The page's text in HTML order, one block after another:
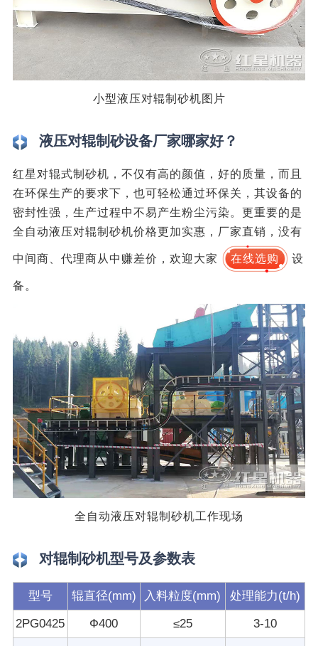
小型液压对辊制砂机图片
液压对辊制砂设备厂家哪家好？
红星对辊式制砂机，不仅有高的颜值，好的质量，而且
在环保生产的要求下，也可轻松通过环保关，其设备的
密封性强，生产过程中不易产生粉尘污染。更重要的是
全自动液压对辊制砂机价格更加实惠，厂家直销，没有
中间商、代理商从中赚差价，欢迎大家 在线选购 设
备。
全自动液压对辊制砂机工作现场
对辊制砂机型号及参数表
型号 辊直径(mm) 入料粒度(mm) 处理能力(t/h)
2PG0425 Ф400 ≤25 3-10